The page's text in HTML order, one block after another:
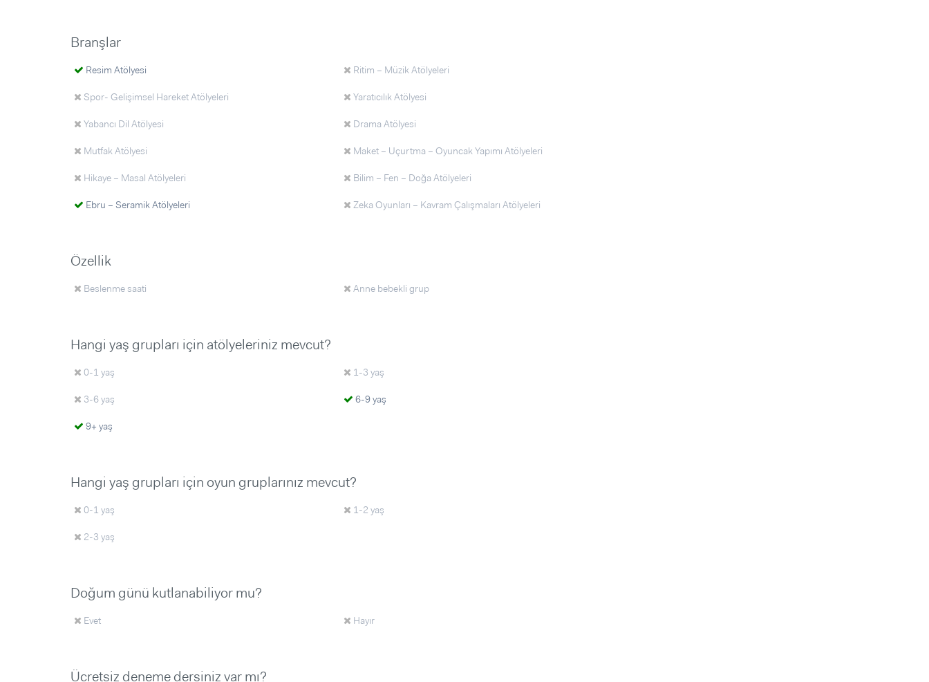
Branşlar
Resim Atölyesi Ritim – Müzik Atölyeleri
Spor- Gelişimsel Hareket Atölyeleri Yaratıcılık Atölyesi
Yabancı Dil Atölyesi Drama Atölyesi
Mutfak Atölyesi Maket – Uçurtma – Oyuncak Yapımı Atölyeleri
Hikaye – Masal Atölyeleri Bilim – Fen – Doğa Atölyeleri
Ebru – Seramik Atölyeleri Zeka Oyunları – Kavram Çalışmaları Atölyeleri
Özellik
Beslenme saati Anne bebekli grup
Hangi yaş grupları için atölyeleriniz mevcut?
0-1 yaş 1-3 yaş
3-6 yaş 6-9 yaş
9+ yaş
Hangi yaş grupları için oyun gruplarınız mevcut?
0-1 yaş 1-2 yaş
2-3 yaş
Doğum günü kutlanabiliyor mu?
Evet Hayır
Ücretsiz deneme dersiniz var mı?